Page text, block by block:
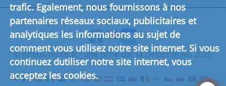
Garantie année de
production 2026
Inscription partenaire de
montage
© pneus-moto.fr - une offre par la Delticom AG 2026
trafic. Egalement, nous fournissons à nos
partenaires réseaux sociaux, publicitaires et
analytiques les informations au sujet de
comment vous utilisez notre site internet. Si vous
continuez dutiliser notre site internet, vous
acceptez les cookies.